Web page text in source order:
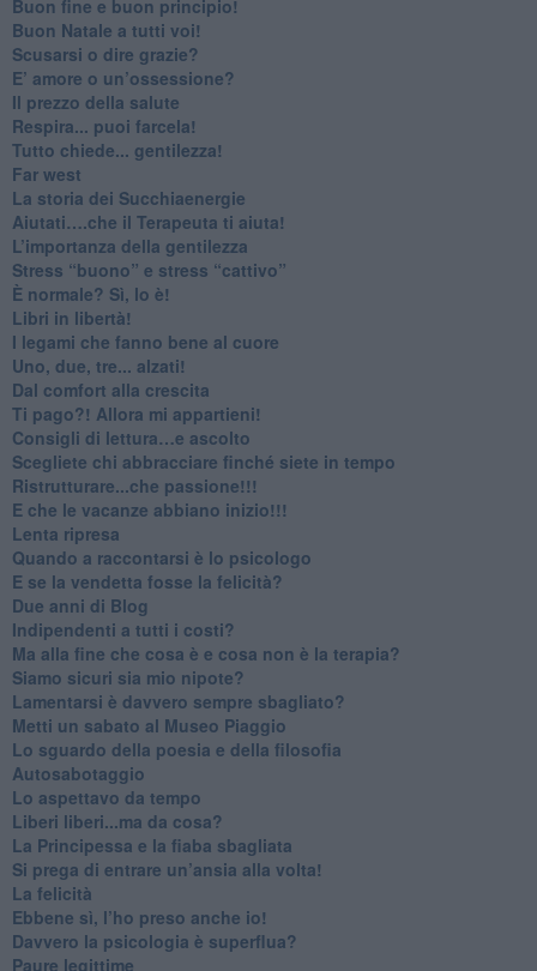
Buon fine e buon principio!
​Buon Natale a tutti voi!
​Scusarsi o dire grazie?
​E’ amore o un’ossessione?
​Il prezzo della salute
​Respira... puoi farcela!
​Tutto chiede... gentilezza!
​Far west
​La storia dei Succhiaenergie
​Aiutati….che il Terapeuta ti aiuta!
​L’importanza della gentilezza
​Stress “buono” e stress “cattivo”
​È normale? Sì, lo è!
​Libri in libertà!
​I legami che fanno bene al cuore
Uno, due, tre... alzati!​
​Dal comfort alla crescita
​Ti pago?! Allora mi appartieni!​
​Consigli di lettura…e ascolto
​Scegliete chi abbracciare finché siete in tempo
​Ristrutturare...che passione!!!
​E che le vacanze abbiano inizio!!!
​Lenta ripresa
​Quando a raccontarsi è lo psicologo
​E se la vendetta fosse la felicità?
​Due anni di Blog
​Indipendenti a tutti i costi?
​Ma alla fine che cosa è e cosa non è la terapia?
​Siamo sicuri sia mio nipote?
​Lamentarsi è davvero sempre sbagliato?
​Metti un sabato al Museo Piaggio
​Lo sguardo della poesia e della filosofia
Autosabotaggio
​Lo aspettavo da tempo
​Liberi liberi...ma da cosa?
​La Principessa e la fiaba sbagliata
Si prega di entrare un’ansia alla volta!
​La felicità
​Ebbene sì, l’ho preso anche io!
​Davvero la psicologia è superflua?
Paure legittime